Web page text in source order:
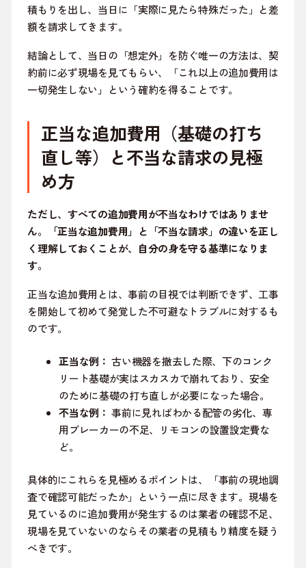
積もりを出し、当日に「実際に見たら特殊だった」と差
額を請求してきます。
結論として、当日の「想定外」を防ぐ唯一の方法は、契
約前に必ず現場を見てもらい、「これ以上の追加費用は
一切発生しない」という確約を得ることです。
正当な追加費用（基礎の打ち
直し等）と不当な請求の見極
め方
ただし、すべての追加費用が不当なわけではありませ
ん。「正当な追加費用」と「不当な請求」の違いを正し
く理解しておくことが、自分の身を守る基準になりま
す。
正当な追加費用とは、事前の目視では判断できず、工事
を開始して初めて発覚した不可避なトラブルに対するも
のです。
正当な例： 古い機器を撤去した際、下のコンク
リート基礎が実はスカスカで崩れており、安全
のために基礎の打ち直しが必要になった場合。
不当な例： 事前に見ればわかる配管の劣化、専
用ブレーカーの不足、リモコンの設置設定費な
ど。
具体的にこれらを見極めるポイントは、「事前の現地調
査で確認可能だったか」という一点に尽きます。現場を
見ているのに追加費用が発生するのは業者の確認不足、
現場を見ていないのならその業者の見積もり精度を疑う
べきです。